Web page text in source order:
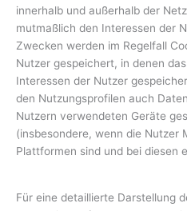
innerhalb und außerhalb der
mutmaßlich den Interessen der
Zwecken werden im Regelfall
Nutzer gespeichert, in denen
Interessen der Nutzer
den Nutzungsprofilen auch
Nutzern verwendeten Geräte
(insbesondere, wenn die Nutzer
Plattformen sind und bei diesen
Für eine detaillierte Darstellung